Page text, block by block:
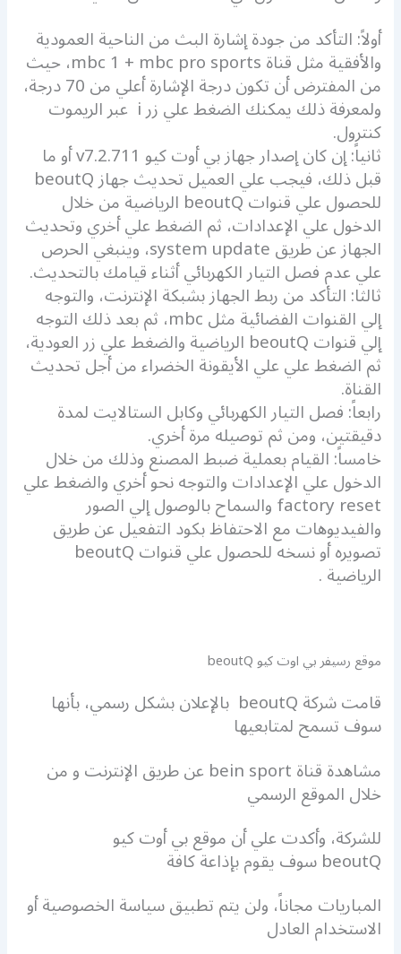
أولاً: التأكد من جودة إشارة البث من الناحية العمودية
والأفقية مثل قناة mbc 1 + mbc pro sports، حيث
من المفترض أن تكون درجة الإشارة أعلي من 70 درجة،
ولمعرفة ذلك يمكنك الضغط علي زر i عبر الريموت
كنترول.
ثانياً: إن كان إصدار جهاز بي أوت كيو v7.2.711 أو ما
قبل ذلك، فيجب علي العميل تحديث جهاز beoutQ
للحصول علي قنوات beoutQ الرياضية من خلال
الدخول علي الإعدادات، ثم الضغط علي أخري وتحديث
الجهاز عن طريق system update، وينبغي الحرص
علي عدم فصل التيار الكهربائي أثناء قيامك بالتحديث.
ثالثا: التأكد من ربط الجهاز بشبكة الإنترنت، والتوجه
إلي القنوات الفضائية مثل mbc، ثم بعد ذلك التوجه
إلي قنوات beoutQ الرياضية والضغط علي زر العودية،
ثم الضغط علي علي الأيقونة الخضراء من أجل تحديث
القناة.
رابعاً: فصل التيار الكهربائي وكابل الستالايت لمدة
دقيقتين، ومن ثم توصيله مرة أخري.
خامساً: القيام بعملية ضبط المصنع وذلك من خلال
الدخول علي الإعدادات والتوجه نحو أخري والضغط علي
factory reset والسماح بالوصول إلي الصور
والفيديوهات مع الاحتفاظ بكود التفعيل عن طريق
تصويره أو نسخه للحصول علي قنوات beoutQ
الرياضية .
موقع رسيفر بي اوت كيو beoutQ
قامت شركة beoutQ بالإعلان بشكل رسمي، بأنها
سوف تسمح لمتابعيها
مشاهدة قناة bein sport عن طريق الإنترنت و من
خلال الموقع الرسمي
للشركة، وأكدت علي أن موقع بي أوت كيو
beoutQ سوف يقوم بإذاعة كافة
المباريات مجاناً، ولن يتم تطبيق سياسة الخصوصية أو
الاستخدام العادل